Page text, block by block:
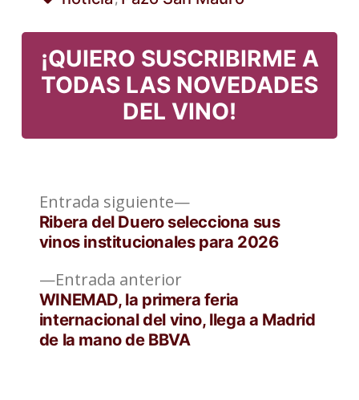
¡QUIERO SUSCRIBIRME A
TODAS LAS NOVEDADES
DEL VINO!
Navegación
de
entradas
Entrada anteriorEntrada
anterior:
WINEMAD, la primera feria
internacional del vino, llega a Madrid
de la mano de BBVA
Entrada siguiente
Entrada
siguiente:
Ribera del Duero selecciona sus
vinos institucionales para 2026